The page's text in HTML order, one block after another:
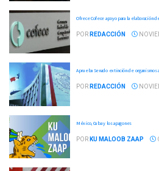
Ofrece Cofece apoyo para la elaboración
POR REDACCIÓN
Aprueba Senado extinción de organismos
POR REDACCIÓN
México, Cuba y los apagones
POR KU MALOOB ZAAP